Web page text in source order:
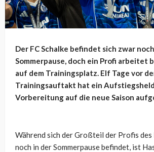
Der FC Schalke befindet sich zwar
Sommerpause, doch ein Profi arbeitet
auf dem Trainingsplatz. Elf Tage vor
Trainingsauftakt hat ein
Vorbereitung auf die neue Saison
Während sich der Großteil der Profis des
noch in der Sommerpause befindet, ist